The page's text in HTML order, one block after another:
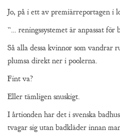
Jo, på i ett av premiärreportagen i
”… reningssystemet är anpassat för
Så alla dessa kvinnor som vandrar
plumsa direkt ner i poolerna.
Fint va?
Eller tämligen snuskigt.
I årtionden har det i svenska
tvagar sig utan badkläder innan